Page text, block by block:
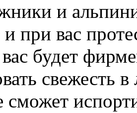
и
и при вас
будет
свежесть
сможет